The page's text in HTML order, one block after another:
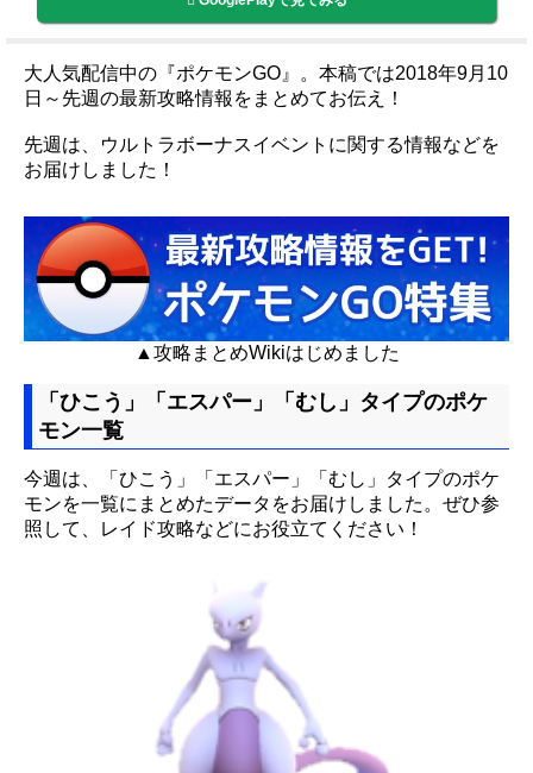
大人気配信中の『ポケモンGO』。本稿では2018年9月10
日～先週の最新攻略情報をまとめてお伝え！
先週は、ウルトラボーナスイベントに関する情報などを
お届けしました！
▲攻略まとめWikiはじめました
「ひこう」「エスパー」「むし」タイプのポケ
モン一覧
今週は、「ひこう」「エスパー」「むし」タイプのポケ
モンを一覧にまとめたデータをお届けしました。ぜひ参
照して、レイド攻略などにお役立てください！